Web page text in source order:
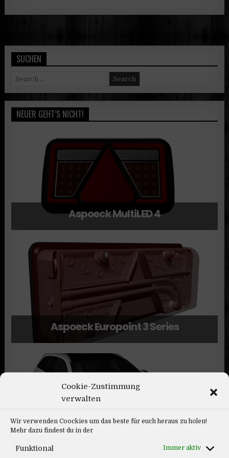
Cookie-Zustimmung
verwalten
Wir verwenden Coockies um das beste für euch heraus zu holen!
Mehr dazu findest du in der
Funktional Immer aktiv
SUCHEN
Search
NEUER GEHT’S NICHT!
Aspoeck MultiLED 4
Aspoeck Europoint 3 Series